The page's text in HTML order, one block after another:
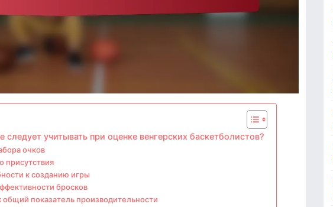
учитывать при оценке венгерских баскетболистов?
очков
присутствия
к созданию игры
бросков
общий показатель производительности